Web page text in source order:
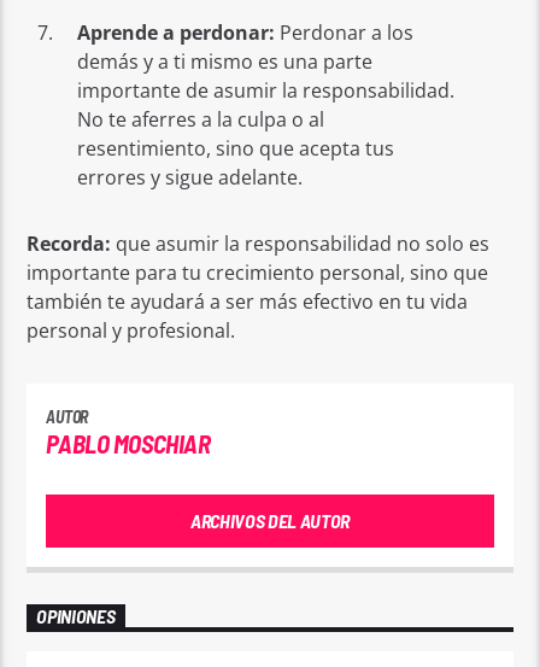
Aprende a perdonar: Perdonar a los
demás y a ti mismo es una parte
importante de asumir la responsabilidad.
No te aferres a la culpa o al
resentimiento, sino que acepta tus
errores y sigue adelante.
Recorda: que asumir la responsabilidad no solo es
importante para tu crecimiento personal, sino que
también te ayudará a ser más efectivo en tu vida
personal y profesional.
AUTOR
PABLO MOSCHIAR
ARCHIVOS DEL AUTOR
OPINIONES